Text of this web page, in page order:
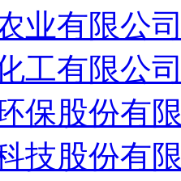
业有限公
工有限公
保股份有
技股份有